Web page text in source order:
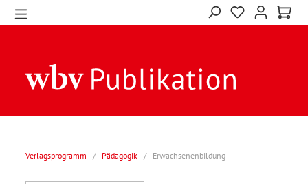
Verlagsprogramm / Pädagogik / Erwachsenenbildung